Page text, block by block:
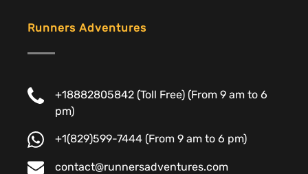
Runners Adventures
+18882805842 (Toll Free) (From 9 am to 6
pm)
+1(829)599-7444 (From 9 am to 6 pm)
contact@runnersadventures.com